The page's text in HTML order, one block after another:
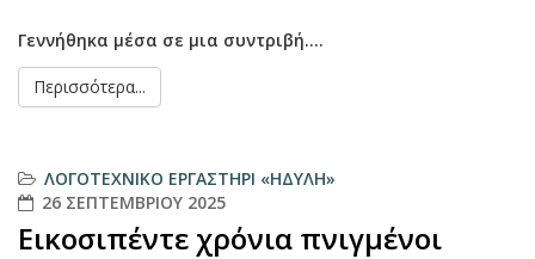
Γεννήθηκα μέσα σε μια συντριβή....
Περισσότερα...
ΛΟΓΟΤΕΧΝΙΚΌ ΕΡΓΑΣΤΉΡΙ «ΗΔΎΛΗ»
26 ΣΕΠΤΕΜΒΡΊΟΥ 2025
Εικοσιπέντε χρόνια πνιγμένοι